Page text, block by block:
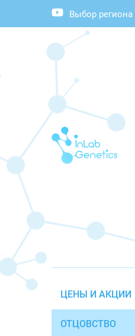
Выбор региона
ЦЕНЫ И АКЦИИ
ОТЦОВСТВО